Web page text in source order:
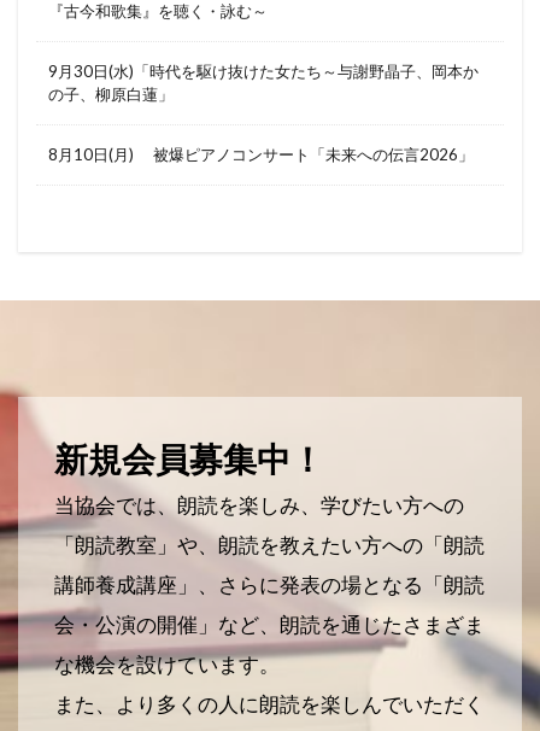
『古今和歌集』を聴く・詠む～
9月30日(水)「時代を駆け抜けた女たち～与謝野晶子、岡本か
の子、柳原白蓮」
8月10日(月) 被爆ピアノコンサート「未来への伝言2026」
新規会員募集中！
当協会では、朗読を楽しみ、学びたい方への
「朗読教室」や、朗読を教えたい方への「朗読
講師養成講座」、さらに発表の場となる「朗読
会・公演の開催」など、朗読を通じたさまざま
な機会を設けています。
また、より多くの人に朗読を楽しんでいただく